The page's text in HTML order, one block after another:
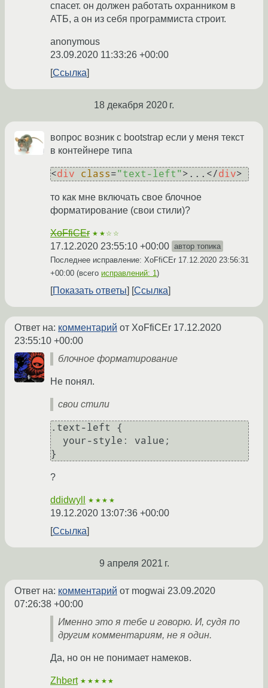
спасет. он должен работать охранником в
АТБ, а он из себя программиста строит.
anonymous
23.09.2020 11:33:26 +00:00
Ссылка
18 декабря 2020 г.
вопрос возник с bootstrap если у меня текст
в контейнере типа
<div class="text-left"> ... </div>
то как мне включать свое блочное
форматирование (свои стили)?
XoFfiCEr ★★☆☆
17.12.2020 23:55:10 +00:00 автор топика
Последнее исправление: XoFfiCEr 17.12.2020 23:56:31
+00:00 (всего исправлений: 1)
Показать ответы Ссылка
Ответ на: комментарий от XoFfiCEr 17.12.2020
23:55:10 +00:00
блочное форматирование
Не понял.
свои стили
.text-left {
?
ddidwyll ★★★★
19.12.2020 13:07:36 +00:00
Ссылка
9 апреля 2021 г.
Ответ на: комментарий от mogwai 23.09.2020
07:26:38 +00:00
Именно это я тебе и говорю. И, судя по
другим комментариям, не я один.
Да, но он не понимает намеков.
Zhbert ★★★★★